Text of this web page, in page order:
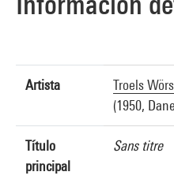
Artista
Troels
(1950,
Título
principal
Sans titre